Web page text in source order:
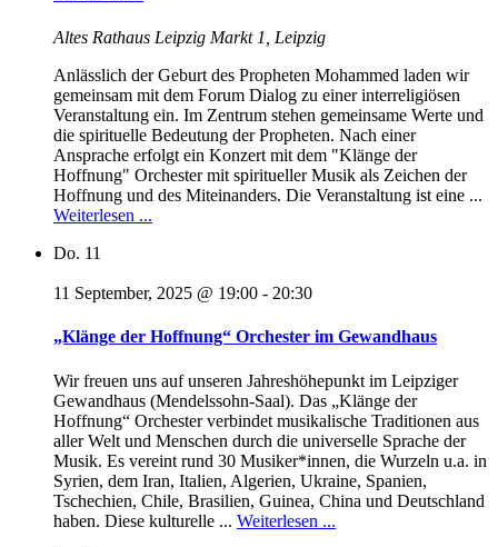
Altes Rathaus Leipzig Markt 1, Leipzig
Anlässlich der Geburt des Propheten Mohammed laden wir
gemeinsam mit dem Forum Dialog zu einer interreligiösen
Veranstaltung ein. Im Zentrum stehen gemeinsame Werte und
die spirituelle Bedeutung der Propheten. Nach einer
Ansprache erfolgt ein Konzert mit dem "Klänge der
Hoffnung" Orchester mit spiritueller Musik als Zeichen der
Hoffnung und des Miteinanders. Die Veranstaltung ist eine ...
Weiterlesen ...
Do. 11
11 September, 2025 @ 19:00 - 20:30
„Klänge der Hoffnung“ Orchester im Gewandhaus
Wir freuen uns auf unseren Jahreshöhepunkt im Leipziger
Gewandhaus (Mendelssohn-Saal). Das „Klänge der
Hoffnung“ Orchester verbindet musikalische Traditionen aus
aller Welt und Menschen durch die universelle Sprache der
Musik. Es vereint rund 30 Musiker*innen, die Wurzeln u.a. in
Syrien, dem Iran, Italien, Algerien, Ukraine, Spanien,
Tschechien, Chile, Brasilien, Guinea, China und Deutschland
haben. Diese kulturelle ... Weiterlesen ...